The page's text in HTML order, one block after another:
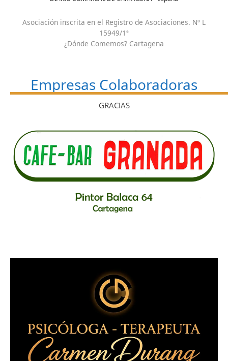
Asociación inscrita en el Registro de Asociaciones. Nº L
15949/1ª
¿Dónde Comemos? Cartagena
Empresas Colaboradoras
GRACIAS